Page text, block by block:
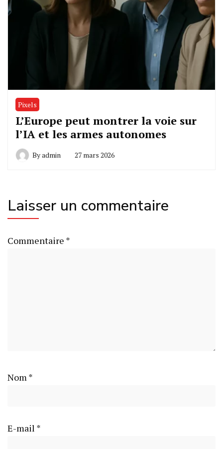
Pixels
L’Europe peut montrer la voie sur
l’IA et les armes autonomes
Byadmin 27 mars 2026
Laisser un commentaire
Commentaire *
Nom *
E-mail *